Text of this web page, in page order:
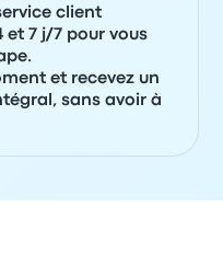
client
et 7 j/7 pour vous
et recevez un
sans avoir à